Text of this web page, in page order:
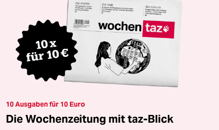
10 Ausgaben für 10 Euro
Die Wochenzeitung mit taz-Blick